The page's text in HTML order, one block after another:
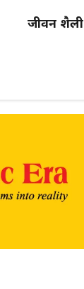
जीवन शैली